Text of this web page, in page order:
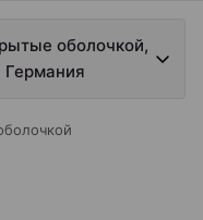
оболочкой,
Германия